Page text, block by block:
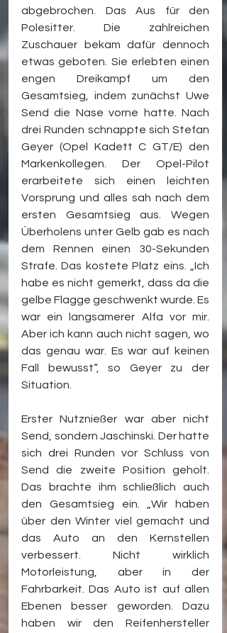
abgebrochen. Das Aus für den
Polesitter. Die zahlreichen
Zuschauer bekam dafür dennoch
etwas geboten. Sie erlebten einen
engen Dreikampf um den
Gesamtsieg, indem zunächst Uwe
Send die Nase vorne hatte. Nach
drei Runden schnappte sich Stefan
Geyer (Opel Kadett C GT/E) den
Markenkollegen. Der Opel-Pilot
erarbeitete sich einen leichten
Vorsprung und alles sah nach dem
ersten Gesamtsieg aus. Wegen
Überholens unter Gelb gab es nach
dem Rennen einen 30-Sekunden
Strafe. Das kostete Platz eins. „Ich
habe es nicht gemerkt, dass da die
gelbe Flagge geschwenkt wurde. Es
war ein langsamerer Alfa vor mir.
Aber ich kann auch nicht sagen, wo
das genau war. Es war auf keinen
Fall bewusst“, so Geyer zu der
Situation.
Erster Nutznießer war aber nicht
Send, sondern Jaschinski. Der hatte
sich drei Runden vor Schluss von
Send die zweite Position geholt.
Das brachte ihm schließlich auch
den Gesamtsieg ein. „Wir haben
über den Winter viel gemacht und
das Auto an den Kernstellen
verbessert. Nicht wirklich
Motorleistung, aber in der
Fahrbarkeit. Das Auto ist auf allen
Ebenen besser geworden. Dazu
haben wir den Reifenhersteller